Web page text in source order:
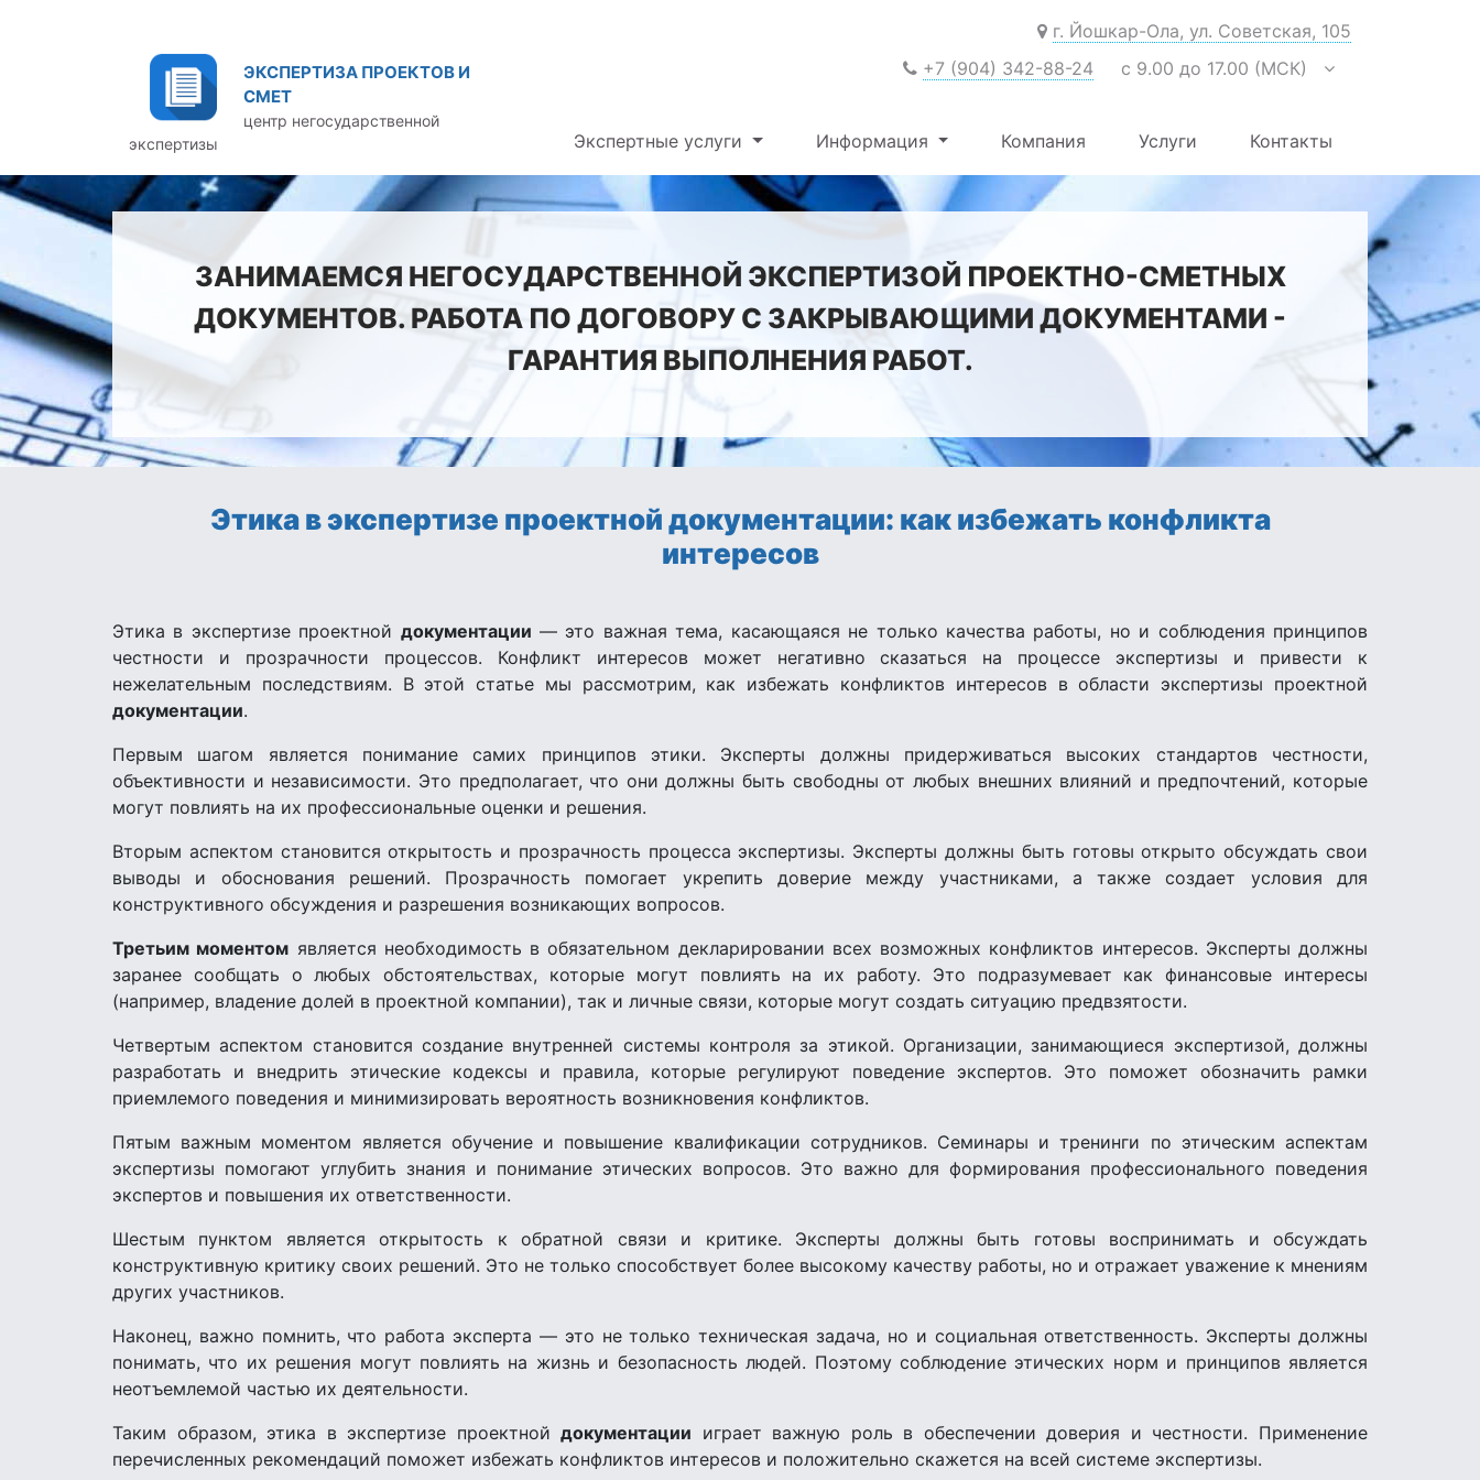
ЭКСПЕРТИЗА ПРОЕКТОВ И
СМЕТ
центр негосударственной
экспертизы
г. Йошкар-Ола, ул. Советская, 105
+7 (904) 342-88-24 с 9.00 до 17.00 (МСК)
Экспертные услуги Информация Компания Услуги Контакты
ЗАНИМАЕМСЯ НЕГОСУДАРСТВЕННОЙ ЭКСПЕРТИЗОЙ ПРОЕКТНО-СМЕТНЫХ
ДОКУМЕНТОВ. РАБОТА ПО ДОГОВОРУ С ЗАКРЫВАЮЩИМИ ДОКУМЕНТАМИ -
ГАРАНТИЯ ВЫПОЛНЕНИЯ РАБОТ.
Этика в экспертизе проектной документации: как избежать конфликта
интересов
Этика в экспертизе проектной документации — это важная тема, касающаяся не только качества работы, но и соблюдения принципов
честности и прозрачности процессов. Конфликт интересов может негативно сказаться на процессе экспертизы и привести к
нежелательным последствиям. В этой статье мы рассмотрим, как избежать конфликтов интересов в области экспертизы проектной
документации.
Первым шагом является понимание самих принципов этики. Эксперты должны придерживаться высоких стандартов честности,
объективности и независимости. Это предполагает, что они должны быть свободны от любых внешних влияний и предпочтений, которые
могут повлиять на их профессиональные оценки и решения.
Вторым аспектом становится открытость и прозрачность процесса экспертизы. Эксперты должны быть готовы открыто обсуждать свои
выводы и обоснования решений. Прозрачность помогает укрепить доверие между участниками, а также создает условия для
конструктивного обсуждения и разрешения возникающих вопросов.
Третьим моментом является необходимость в обязательном декларировании всех возможных конфликтов интересов. Эксперты должны
заранее сообщать о любых обстоятельствах, которые могут повлиять на их работу. Это подразумевает как финансовые интересы
(например, владение долей в проектной компании), так и личные связи, которые могут создать ситуацию предвзятости.
Четвертым аспектом становится создание внутренней системы контроля за этикой. Организации, занимающиеся экспертизой, должны
разработать и внедрить этические кодексы и правила, которые регулируют поведение экспертов. Это поможет обозначить рамки
приемлемого поведения и минимизировать вероятность возникновения конфликтов.
Пятым важным моментом является обучение и повышение квалификации сотрудников. Семинары и тренинги по этическим аспектам
экспертизы помогают углубить знания и понимание этических вопросов. Это важно для формирования профессионального поведения
экспертов и повышения их ответственности.
Шестым пунктом является открытость к обратной связи и критике. Эксперты должны быть готовы воспринимать и обсуждать
конструктивную критику своих решений. Это не только способствует более высокому качеству работы, но и отражает уважение к мнениям
других участников.
Наконец, важно помнить, что работа эксперта — это не только техническая задача, но и социальная ответственность. Эксперты должны
понимать, что их решения могут повлиять на жизнь и безопасность людей. Поэтому соблюдение этических норм и принципов является
неотъемлемой частью их деятельности.
Таким образом, этика в экспертизе проектнойдокументации играет важную роль в обеспечении доверия и честности. Применение
перечисленных рекомендаций поможет избежать конфликтов интересов и положительно скажется на всей системе экспертизы.